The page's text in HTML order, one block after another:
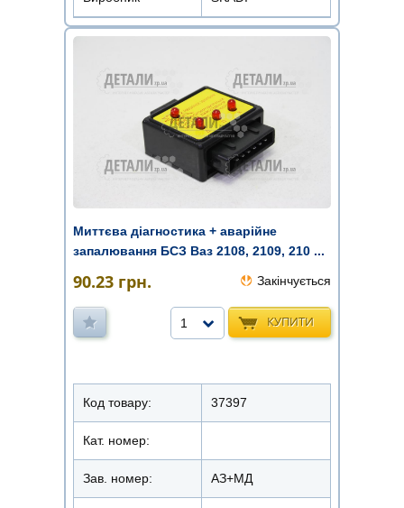
Миттєва діагностика + аварійне
запалювання БСЗ Ваз 2108, 2109, 210 ...
90.23 грн. Закінчується
КУПИТИ
1
Код товару: 37397
Кат. номер:
Зав. номер: АЗ+МД